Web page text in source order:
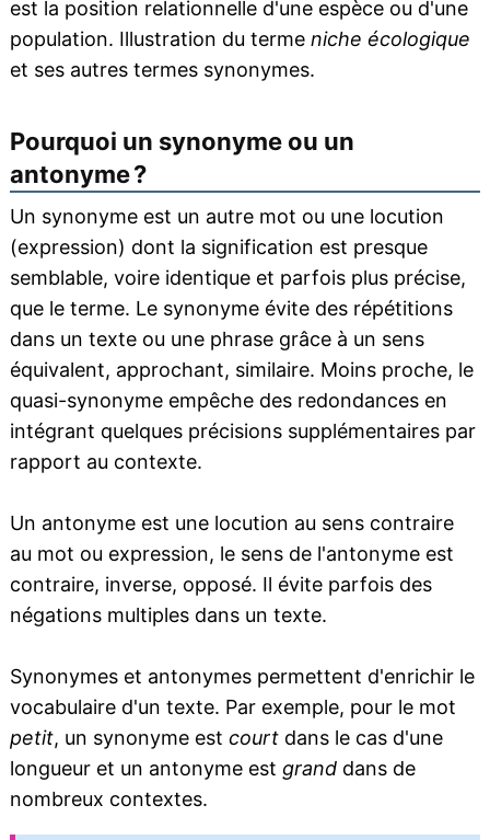
est la position relationnelle d'une espèce ou d'une
population. Illustration du terme niche écologique
et ses autres termes synonymes.
Pourquoi un synonyme ou un
antonyme ?
Un synonyme est un autre mot ou une locution
(expression) dont la signification est presque
semblable, voire identique et parfois plus précise,
que le terme. Le synonyme évite des répétitions
dans un texte ou une phrase grâce à un sens
équivalent, approchant, similaire. Moins proche, le
quasi-synonyme empêche des redondances en
intégrant quelques précisions supplémentaires par
rapport au contexte.
Un antonyme est une locution au sens contraire
au mot ou expression, le sens de l'antonyme est
contraire, inverse, opposé. Il évite parfois des
négations multiples dans un texte.
Synonymes et antonymes permettent d'enrichir le
vocabulaire d'un texte. Par exemple, pour le mot
petit, un synonyme est courtdans le cas d'une
longueur et un antonyme est granddans de
nombreux contextes.